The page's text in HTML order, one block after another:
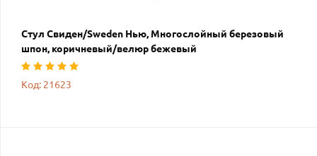
Стул Свиден/Sweden Нью, Многослойный березовый
шпон, коричневый/велюр бежевый
Код: 21623